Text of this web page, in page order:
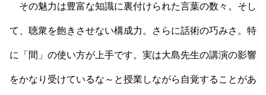
その魅力は豊富な知識に裏付けられた言葉の数々。そし
て、聴衆を飽きさせない構成力。さらに話術の巧みさ。特
に「間」の使い方が上手です。実は大島先生の講演の影響
をかなり受けているな～と授業しながら自覚することがあ